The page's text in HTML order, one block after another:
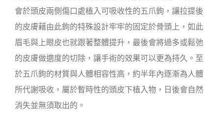
會於頭皮兩側傷口處植入可吸收性的五爪鉤，讓拉提後
的皮膚藉由此鉤的特殊設計牢牢的固定於骨頭上，如此
眉毛與上眼皮也就跟著整體提升，最後會將過多或鬆弛
的皮膚做適度的切除，讓手術的效果可以更為持久。至
於五爪鉤的材質與人體相容性高，約半年內逐漸為人體
所代謝吸收，屬於暫時性的頭皮下植入物，日後會自然
消失並無須取出的。